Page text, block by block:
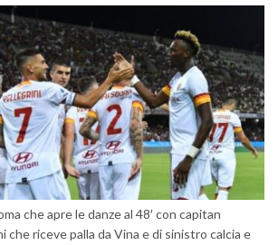
che apre le danze al 48′ con capitan
che riceve palla da Vina e di sinistro calcia e